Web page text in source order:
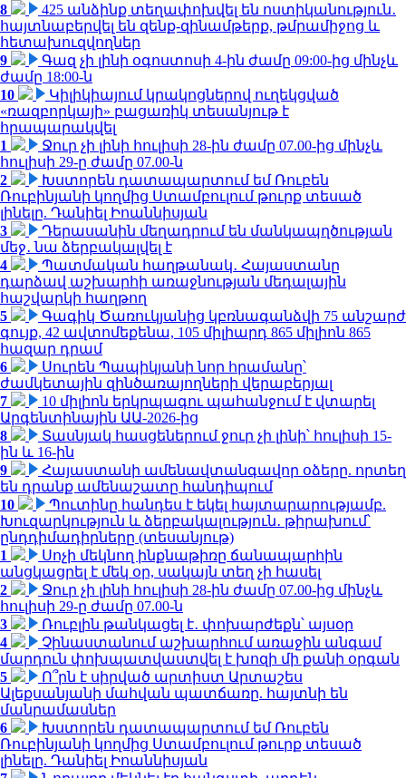
8
425 անձինք տեղափոխվել են ոստիկանություն․
հայտնաբերվել են զենք-զինամթերք, թմրամիջոց և
հետախուզվողներ
9
Գազ չի լինի օգոստոսի 4-ին ժամը 09:00-ից մինչև
ժամը 18:00-ն
10
Կիլիկիայում կրակոցներով ուղեկցված
«ռազբորկայի» բացառիկ տեսանյութ է
հրապարակվել
1
Ջուր չի լինի հուլիսի 28-ին ժամը 07.00-ից մինչև
հուլիսի 29-ը ժամը 07.00-ն
2
Խստորեն դատապարտում եմ Ռուբեն
Ռուբինյանի կողմից Ստամբուլում թուրք տեսած
լինելը. Դանիել Իոաննիսյան
3
Դերասանին մեղադրում են մանկապղծության
մեջ․ նա ձերբակալվել է
4
Պատմական հաղթանակ․ Հայաստանը
դարձավ աշխարհի առաջնության մեդալային
հաշվարկի հաղթող
5
Գագիկ Ծառուկյանից կբռնագանձվի 75 անշարժ
գույք, 42 ավտոմեքենա, 105 միլիարդ 865 միլիոն 865
հազար դրամ
6
Սուրեն Պապիկյանի նոր հրամանը՝
ժամկետային զինծառայողների վերաբերյալ
7
10 միլիոն երկրպագու պահանջում է վտարել
Արգենտինային ԱԱ-2026-ից
8
Տասնյակ հասցեներում ջուր չի լինի՝ հուլիսի 15-
ին և 16-ին
9
Հայաստանի ամենավտանգավոր օձերը. որտեղ
են դրանք ամենաշատը հանդիպում
10
Պուտինը հանդես է եկել հայտարարությամբ.
Խուզարկություն և ձերբակալություն․ թիրախում՝
ընդդիմադիրները (տեսանյութ)
1
Սոչի մեկնող ինքնաթիռը ճանապարհին
անցկացրել է մեկ օր, սակայն տեղ չի հասել
2
Ջուր չի լինի հուլիսի 28-ին ժամը 07.00-ից մինչև
հուլիսի 29-ը ժամը 07.00-ն
3
Ռուբլին թանկացել է․ փոխարժեքն՝ այսօր
4
Չինաստանում աշխարհում առաջին անգամ
մարդուն փոխպատվաստվել է խոզի մի քանի օրգան
5
Ո՞րն է սիրված արտիստ Արտաշես
Ալեքսանյանի մահվան պատճառը. հայտնի են
մանրամասներ
6
Խստորեն դատապարտում եմ Ռուբեն
Ռուբինյանի կողմից Ստամբուլում թուրք տեսած
լինելը. Դանիել Իոաննիսյան